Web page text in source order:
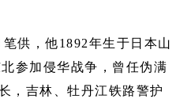
供，他1892年生于日本山
参加侵华战争，曾任伪满
，吉林、牡丹江铁路警护